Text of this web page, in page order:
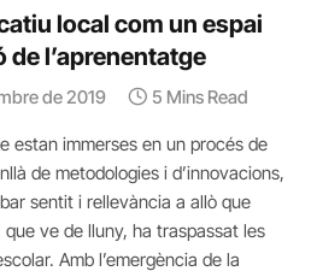
local com un espai
l’aprenentatge
de 2019 5 Mins Read
estan immerses en un procés de
de metodologies i d’innovacions,
sentit i rellevància a allò que
que ve de lluny, ha traspassat les
Amb l’emergència de la